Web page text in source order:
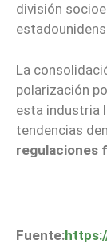
división
La
polarización
esta industria
tendencias
regulaciones
Fuente: